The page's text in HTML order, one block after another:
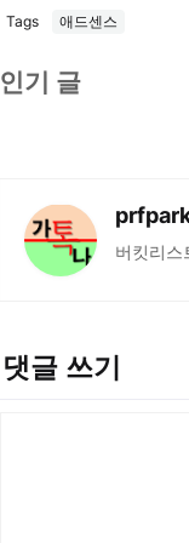
Tags 애드센스
인기 글
버킷리스
댓글 쓰기